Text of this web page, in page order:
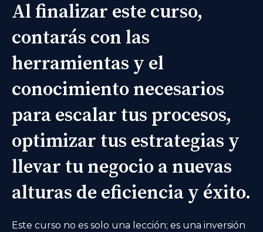
Al finalizar este curso,
contarás con las
herramientas y el
conocimiento necesarios
para escalar tus procesos,
optimizar tus estrategias y
llevar tu negocio a nuevas
alturas de eficiencia y éxito.
Este curso no es solo una lección; es una inversión